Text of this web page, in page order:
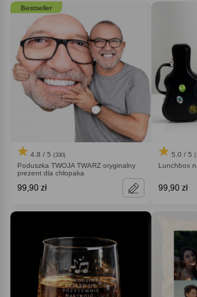
Bestseller
4.8 / 5 (330)
Poduszka TWOJA TWARZ oryginalny
prezent dla chłopaka
99,90 zł
5.0 / 5
Lunchbox
99,90 zł